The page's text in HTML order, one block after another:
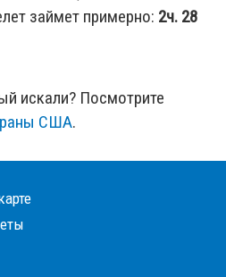
займет примерно: 2ч. 28
искали? Посмотрите
США.